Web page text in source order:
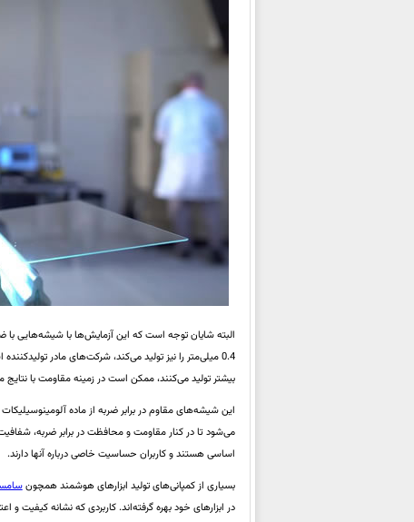
بیشتر تولید می‌کنند، ممکن است در زمینه مقاومت با نتایج
این شیشه‌های مقاوم در برابر ضربه از ماده
می‌شود تا در کنار مقاومت و محافظت در برابر ضربه،
اساسی هستند و کاربران حساسیت خاصی درباره آنها دارند.
بسیاری از کمپانی‌های تولید ابزارهای هوشمند همچون
در ابزارهای خود بهره گرفته‌اند. کاربردی که نشانه کیفیت و